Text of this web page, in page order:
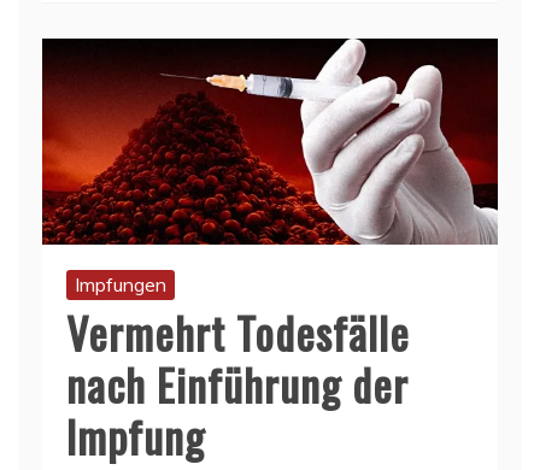
Impfungen
Vermehrt Todesfälle
nach Einführung der
Impfung